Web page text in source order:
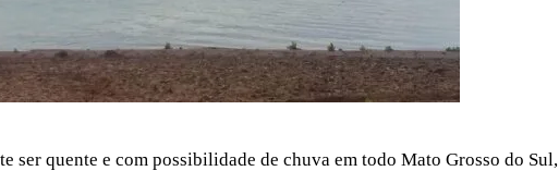
ser quente e com possibilidade de chuva em todo Mato Grosso do Sul,